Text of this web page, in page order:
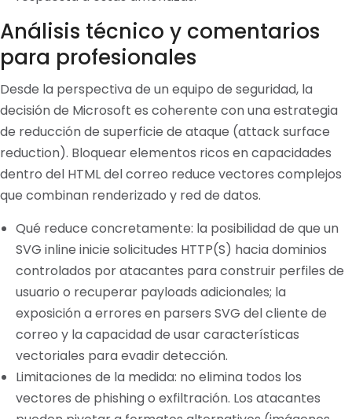
Análisis técnico y comentarios
para profesionales
Desde la perspectiva de un equipo de seguridad, la
decisión de Microsoft es coherente con una estrategia
de reducción de superficie de ataque (attack surface
reduction). Bloquear elementos ricos en capacidades
dentro del HTML del correo reduce vectores complejos
que combinan renderizado y red de datos.
Qué reduce concretamente: la posibilidad de que un
SVG inline inicie solicitudes HTTP(S) hacia dominios
controlados por atacantes para construir perfiles de
usuario o recuperar payloads adicionales; la
exposición a errores en parsers SVG del cliente de
correo y la capacidad de usar características
vectoriales para evadir detección.
Limitaciones de la medida: no elimina todos los
vectores de phishing o exfiltración. Los atacantes